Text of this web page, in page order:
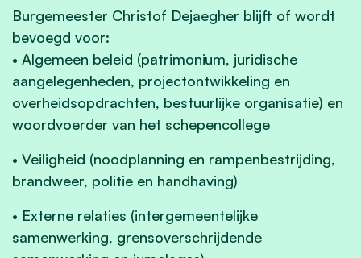
Burgemeester Christof Dejaegher blijft of wordt
bevoegd voor:
• Algemeen beleid (patrimonium, juridische
aangelegenheden, projectontwikkeling en
overheidsopdrachten, bestuurlijke organisatie) en
woordvoerder van het schepencollege
• Veiligheid (noodplanning en rampenbestrijding,
brandweer, politie en handhaving)
• Externe relaties (intergemeentelijke
samenwerking, grensoverschrijdende